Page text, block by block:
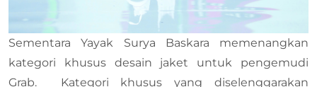
Sementara Yayak Surya Baskara memenangkan
kategori khusus desain jaket untuk pengemudi
Grab. Kategori khusus yang diselenggarakan